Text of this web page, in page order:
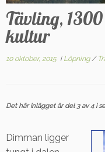
Tävling,
kultur
10 oktober, 2015i Löpning/
Det här inlägget är del 3 av 4 i
Dimman ligger